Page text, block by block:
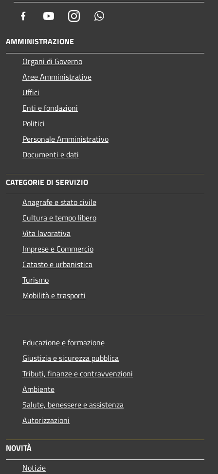
Facebook YoutubeInstagram
AMMINISTRAZIONE
Organi di Governo
Aree Amministrative
Uffici
Enti e fondazioni
Politici
Personale Amministrativo
Documenti e dati
CATEGORIE DI SERVIZIO
Anagrafe e stato civile
Cultura e tempo libero
Vita lavorativa
Imprese e Commercio
Catasto e urbanistica
Turismo
Mobilità e trasporti
Educazione e formazione
Giustizia e sicurezza pubblica
Tributi, finanze e contravvenzioni
Ambiente
Salute, benessere e assistenza
Autorizzazioni
NOVITÀ
Notizie